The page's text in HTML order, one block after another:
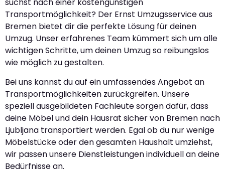
suchst nach einer kostengünstigen
Transportmöglichkeit? Der Ernst Umzugsservice aus
Bremen bietet dir die perfekte Lösung für deinen
Umzug. Unser erfahrenes Team kümmert sich um alle
wichtigen Schritte, um deinen Umzug so reibungslos
wie möglich zu gestalten.
Bei uns kannst du auf ein umfassendes Angebot an
Transportmöglichkeiten zurückgreifen. Unsere
speziell ausgebildeten Fachleute sorgen dafür, dass
deine Möbel und dein Hausrat sicher von Bremen nach
Ljubljana transportiert werden. Egal ob du nur wenige
Möbelstücke oder den gesamten Haushalt umziehst,
wir passen unsere Dienstleistungen individuell an deine
Bedürfnisse an.